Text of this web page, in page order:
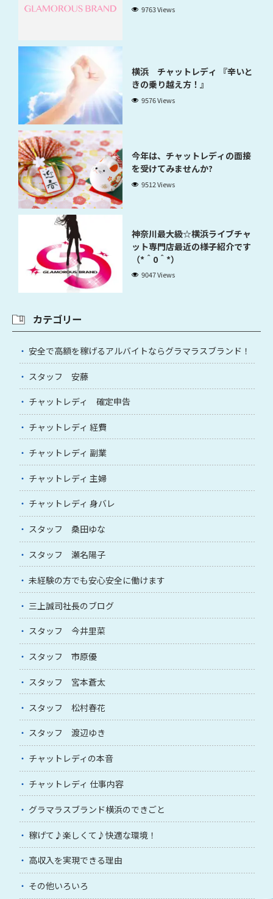
9763 Views
横浜 チャットレディ 『辛いと
きの乗り越え方！』
9576 Views
今年は、チャットレディの面接
を受けてみませんか?
9512 Views
神奈川最大級☆横浜ライブチャ
ット専門店最近の様子紹介です
（*＾0＾*）
9047 Views
カテゴリー
安全で高額を稼げるアルバイトならグラマラスブランド！
スタッフ 安藤
チャットレディ 確定申告
チャットレディ 経費
チャットレディ 副業
チャットレディ 主婦
チャットレディ 身バレ
スタッフ 桑田ゆな
スタッフ 瀬名陽子
未経験の方でも安心安全に働けます
三上誠司社長のブログ
スタッフ 今井里菜
スタッフ 市原優
スタッフ 宮本蒼太
スタッフ 松村春花
スタッフ 渡辺ゆき
チャットレディの本音
チャットレディ 仕事内容
グラマラスブランド横浜のできごと
稼げて♪楽しくて♪快適な環境！
高収入を実現できる理由
その他いろいろ